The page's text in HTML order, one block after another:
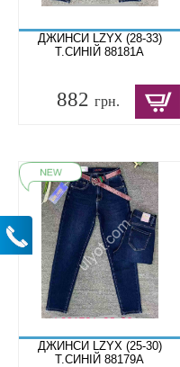
ДЖИНСИ LZYX (28-33)
Т.СИНІЙ 88181A
882 грн.
ДЖИНСИ LZYX (25-30)
Т.СИНІЙ 88179A